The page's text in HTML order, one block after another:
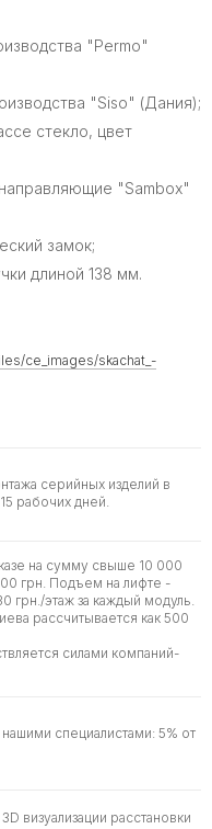
"Permo"
"Siso" (Дания);
стекло, цвет
"Sambox"
замок;
длиной 138 мм.
ce_images/skachat_-
серийных изделий в
рабочих дней.
на сумму свыше 10 000
грн. Подъем на лифте -
грн./этаж за каждый модуль.
рассчитывается как 500
силами компаний-
специалистами: 5% от
визуализации расстановки